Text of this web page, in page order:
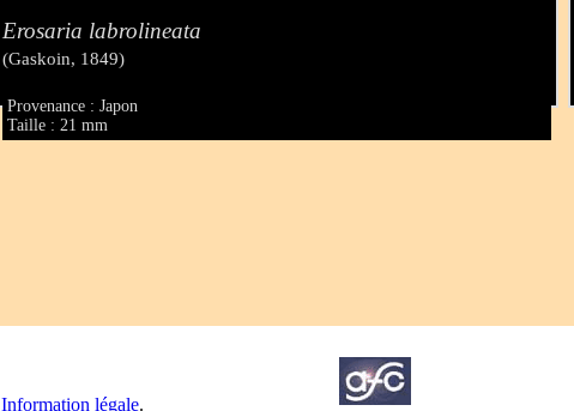
Erosaria labrolineata
(Gaskoin, 1849)
Provenance : Japon
Taille : 21 mm
Information légale.